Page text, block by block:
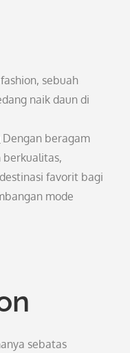
sebuah
naik daun di
Dengan beragam
berkualitas,
favorit bagi
mode
sebatas